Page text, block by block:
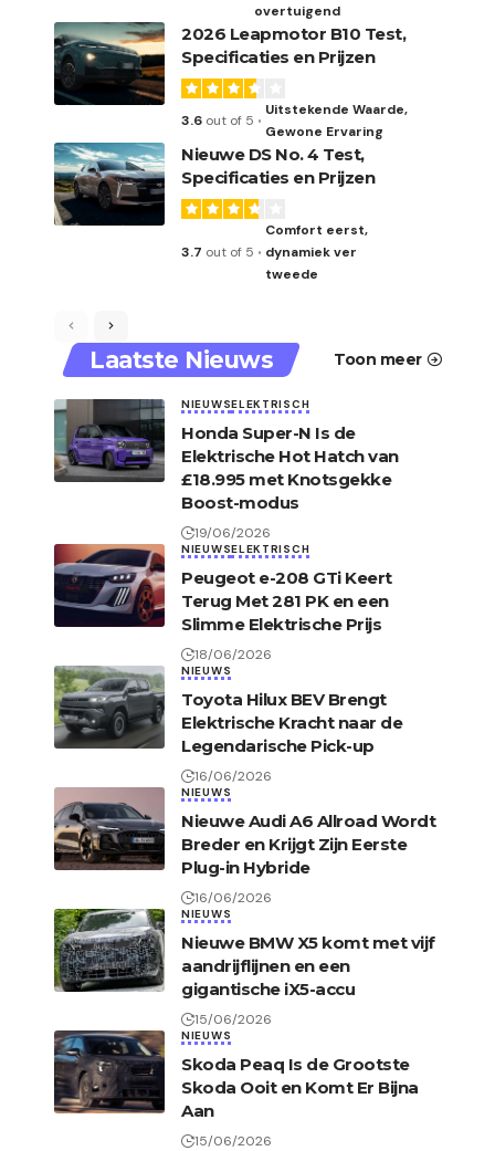
overtuigend
2026 Leapmotor B10 Test,
Specificaties en Prijzen
3.6 out of 5
Uitstekende Waarde,
Gewone Ervaring
Nieuwe DS No. 4 Test,
Specificaties en Prijzen
3.7 out of 5
Comfort eerst,
dynamiek ver
tweede
Laatste Nieuws Toon meer
NIEUWSELEKTRISCH
Honda Super-N Is de
Elektrische Hot Hatch van
£18.995 met Knotsgekke
Boost-modus
19/06/2026
NIEUWSELEKTRISCH
Peugeot e-208 GTi Keert
Terug Met 281 PK en een
Slimme Elektrische Prijs
18/06/2026
NIEUWS
Toyota Hilux BEV Brengt
Elektrische Kracht naar de
Legendarische Pick-up
16/06/2026
NIEUWS
Nieuwe Audi A6 Allroad Wordt
Breder en Krijgt Zijn Eerste
Plug-in Hybride
16/06/2026
NIEUWS
Nieuwe BMW X5 komt met vijf
aandrijflijnen en een
gigantische iX5-accu
15/06/2026
NIEUWS
Skoda Peaq Is de Grootste
Skoda Ooit en Komt Er Bijna
Aan
15/06/2026